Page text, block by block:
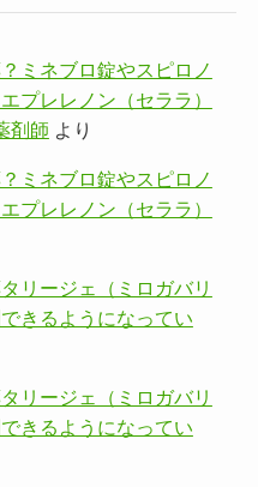
ミネブロ錠やスピロノ
プレレノン（セララ）
剤師 より
ミネブロ錠やスピロノ
プレレノン（セララ）
リージェ（ミロガバリ
きるようになってい
リージェ（ミロガバリ
きるようになってい